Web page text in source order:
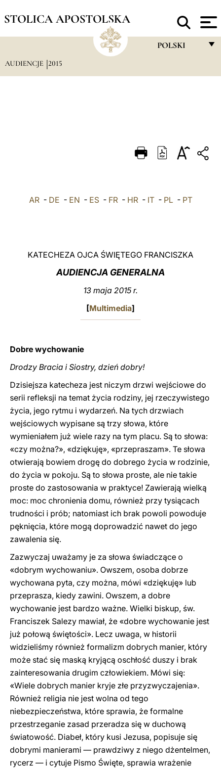
STOLICA APOSTOLSKA
POLSKI
DEUTSCH
العربيّة
AUDIENCJE 2015
AR- DE - EN - ES- FR- HR- IT- PL- PT
KATECHEZA OJCA ŚWIĘTEGO FRANCISZKA
AUDIENCJA GENERALNA
13 maja 2015 r.
[Multimedia]
Dobre wychowanie
Drodzy Bracia i Siostry, dzień dobry!
Dzisiejsza katecheza jest niczym drzwi wejściowe do
serii refleksji na temat życia rodziny, jej rzeczywistego
życia, jego rytmu i wydarzeń. Na tych drzwiach
wejściowych wypisane są trzy słowa, które
wymieniałem już wiele razy na tym placu. Są to słowa:
«czy można?», «dziękuję», «przepraszam». Te słowa
otwierają bowiem drogę do dobrego życia w rodzinie,
do życia w pokoju. Są to słowa proste, ale nie takie
proste do zastosowania w praktyce! Zawierają wielką
moc: moc chronienia domu, również przy tysiącach
trudności i prób; natomiast ich brak powoli powoduje
pęknięcia, które mogą doprowadzić nawet do jego
zawalenia się.
Zazwyczaj uważamy je za słowa świadczące o
«dobrym wychowaniu». Owszem, osoba dobrze
wychowana pyta, czy można, mówi «dziękuję» lub
przeprasza, kiedy zawini. Owszem, a dobre
wychowanie jest bardzo ważne. Wielki biskup, św.
Franciszek Salezy mawiał, że «dobre wychowanie jest
już połową świętości». Lecz uwaga, w historii
widzieliśmy również formalizm dobrych manier, który
może stać się maską kryjącą oschłość duszy i brak
zainteresowania drugim człowiekiem. Mówi się:
«Wiele dobrych manier kryje złe przyzwyczajenia».
Również religia nie jest wolna od tego
niebezpieczeństwa, które sprawia, że formalne
przestrzeganie zasad przeradza się w duchową
światowość. Diabeł, który kusi Jezusa, popisuje się
dobrymi manierami — prawdziwy z niego dżentelmen,
rycerz — i cytuje Pismo Święte, sprawia wrażenie